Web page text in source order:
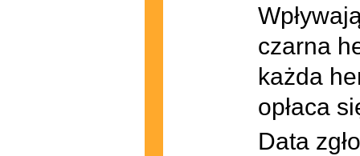
czarna
każda
opłaca
Data